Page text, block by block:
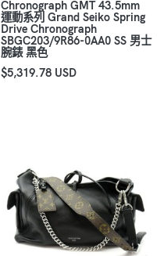
Chronograph GMT 43.5mm
運動系列 Grand Seiko Spring
Drive Chronograph
SBGC203/9R86-0AA0 SS 男士
腕錶 黑色
$5,319.78 USD